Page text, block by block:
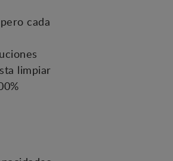
cada
limpiar